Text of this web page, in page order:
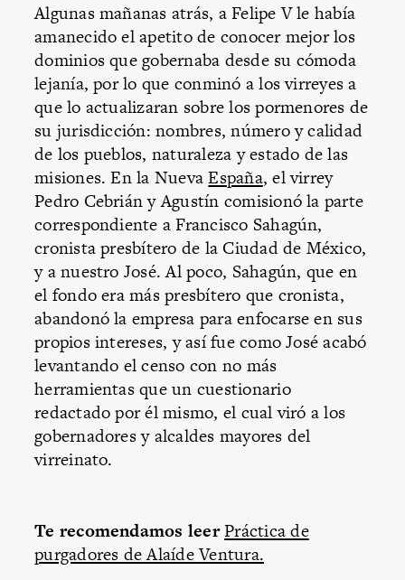
Algunas mañanas atrás, a Felipe V le había
amanecido el apetito de conocer mejor los
dominios que gobernaba desde su cómoda
lejanía, por lo que conminó a los virreyes a
que lo actualizaran sobre los pormenores de
su jurisdicción: nombres, número y calidad
de los pueblos, naturaleza y estado de las
misiones. En la NuevaEspaña, el virrey
Pedro Cebrián y Agustín comisionó la parte
correspondiente a Francisco Sahagún,
cronista presbítero de la Ciudad de México,
y a nuestro José. Al poco, Sahagún, que en
el fondo era más presbítero que cronista,
abandonó la empresa para enfocarse en sus
propios intereses, y así fue como José acabó
levantando el censo con no más
herramientas que un cuestionario
redactado por él mismo, el cual viró a los
gobernadores y alcaldes mayores del
virreinato.
Te recomendamos leerPráctica de
purgadores de Alaíde Ventura.